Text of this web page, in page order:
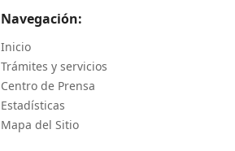
Navegación:
Inicio
Trámites y servicios
Centro de Prensa
Estadísticas
Mapa del Sitio